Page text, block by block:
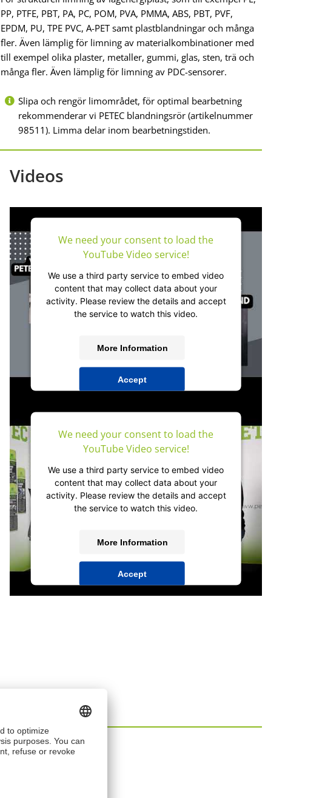
PP, PTFE, PBT, PA, PC, POM, PVA, PMMA, ABS, PBT, PVF,
EPDM, PU, TPE PVC, A-PET samt plastblandningar och många
fler. Även lämplig för limning av materialkombinationer med
till exempel olika plaster, metaller, gummi, glas, sten, trä och
många fler. Även lämplig för limning av PDC-sensorer.
Slipa och rengör limområdet, för optimal bearbetning
rekommenderar vi PETEC blandningsrör (artikelnummer
98511). Limma delar inom bearbetningstiden.
Videos
We need your consent to load the
YouTube Video service!
We use a third party service to embed video
content that may collect data about your
activity. Please review the details and accept
the service to watch this video.
More Information
Accept
Management Platform&IT-Recht Kanzlei
We need your consent to load the
YouTube Video service!
We use a third party service to embed video
content that may collect data about your
activity. Please review the details and accept
the service to watch this video.
More Information
Accept
powered byUsercentrics Consent